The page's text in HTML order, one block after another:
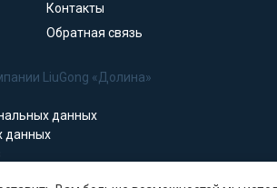
Контакты
Обратная связь
LiuGong «Долина»
данных
данных